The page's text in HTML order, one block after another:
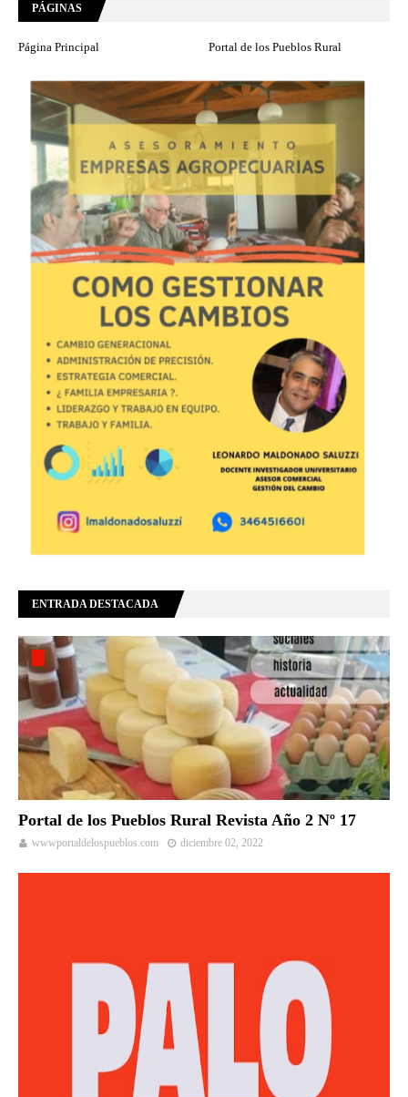
PÁGINAS
Página Principal Portal de los Pueblos Rural
ENTRADA DESTACADA
Portal de los Pueblos Rural Revista Año 2 Nº 17
wwwportaldelospueblos.com diciembre 02, 2022